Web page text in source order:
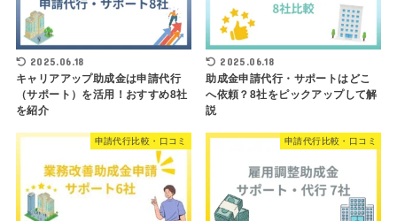
2025.06.18
キャリアアップ助成金は申請代行
（サポート）を活用！おすすめ8社
を紹介
2025.06.18
助成金申請代行・サポートはどこ
へ依頼？8社をピックアップして解
説
申請代行比較・口コミ 申請代行比較・口コミ